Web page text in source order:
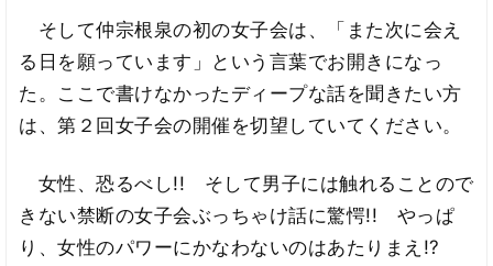
そして仲宗根泉の初の女子会は、「また次に会え
る日を願っています」という言葉でお開きになっ
た。ここで書けなかったディープな話を聞きたい方
は、第２回女子会の開催を切望していてください。
女性、恐るべし!! そして男子には触れることので
きない禁断の女子会ぶっちゃけ話に驚愕!! やっぱ
り、女性のパワーにかなわないのはあたりまえ!?